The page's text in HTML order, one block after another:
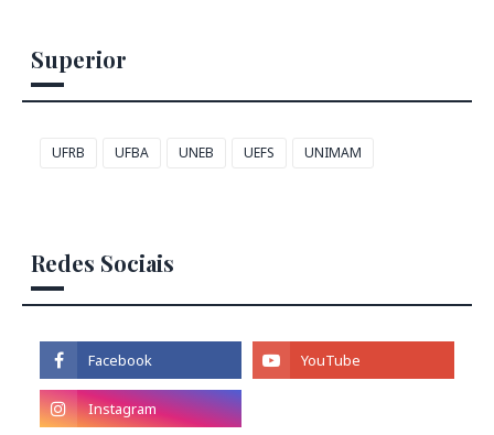
Superior
UFRB UFBA UNEB UEFS UNIMAM
Redes Sociais